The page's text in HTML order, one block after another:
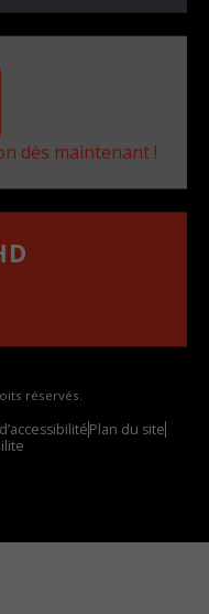
dès maintenant !
réservés.
Plan du site